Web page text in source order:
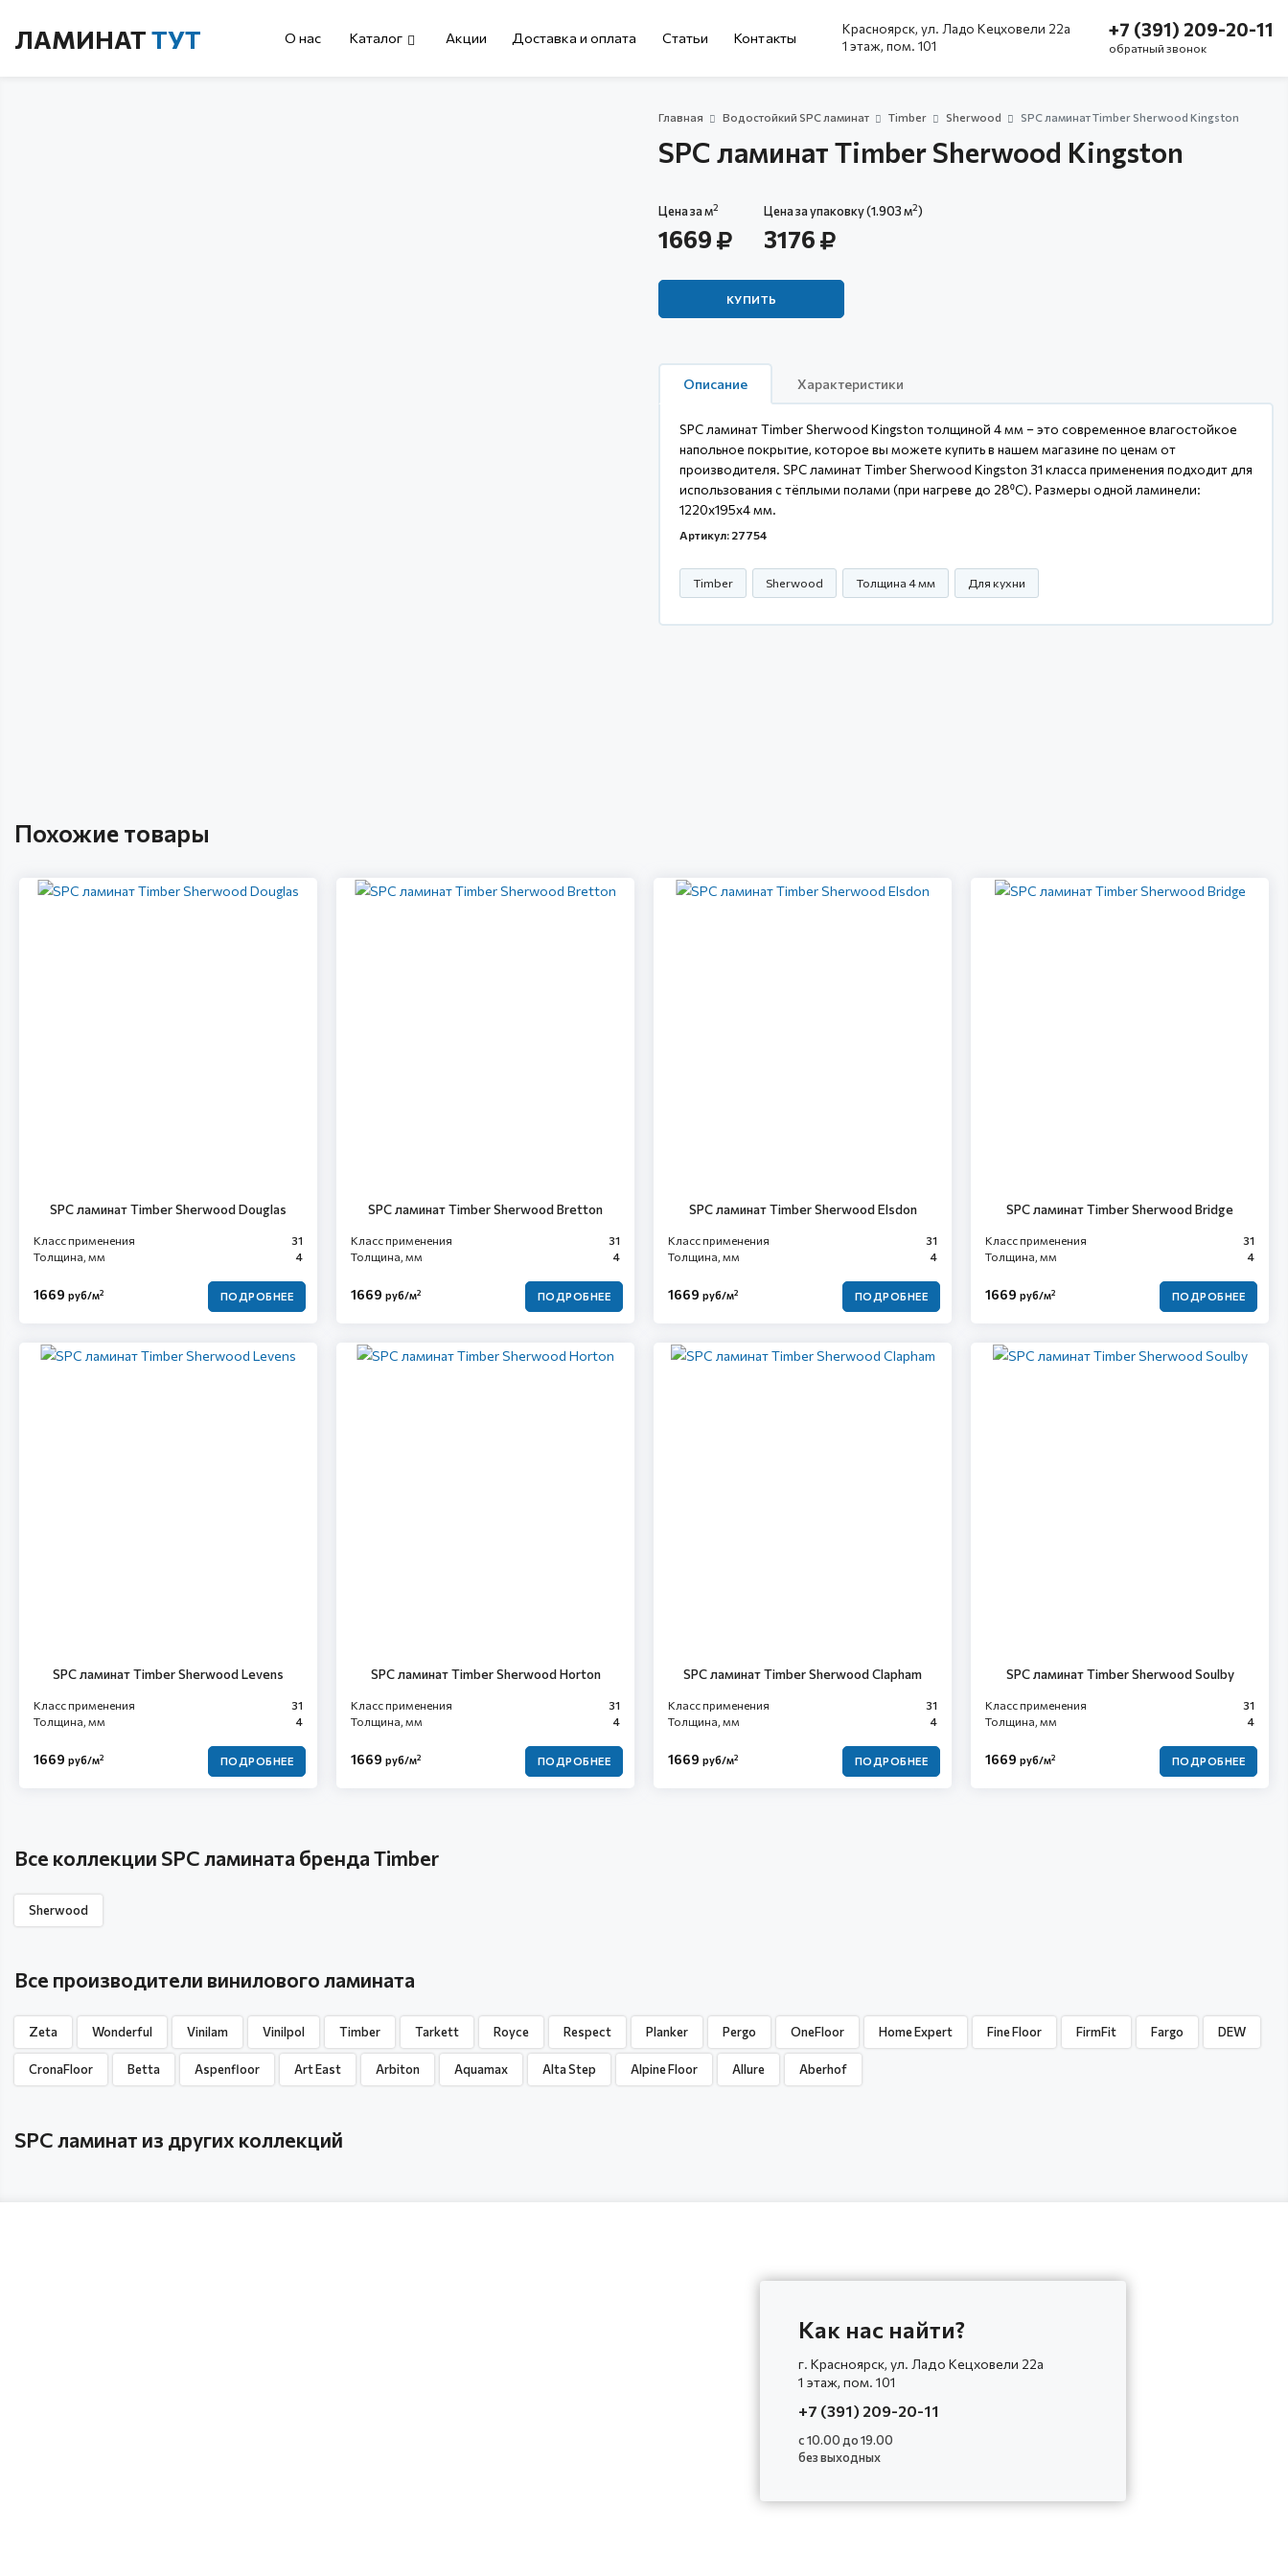
ЛАМИНАТТУТ +7 (391) 209-20-11
обратный звонок
Красноярск, ул. Ладо Кецховели 22а
1 этаж, пом. 101
О нас Каталог Акции Доставка и оплата Cтатьи Контакты
Главная Водостойкий SPC ламинат Timber Sherwood SPC ламинат Timber Sherwood Kingston
SPC ламинат Timber Sherwood Kingston
Цена за м2
1669
Цена за упаковку (1.903 м2)
3176
КУПИТЬ
Описание Характеристики
SPC ламинат Timber Sherwood Kingston толщиной 4 мм – это современное влагостойкое
напольное покрытие, которое вы можете купить в нашем магазине по ценам от
производителя. SPC ламинат Timber Sherwood Kingston 31 класса применения подходит для
использования с тёплыми полами (при нагреве до 28⁰С). Размеры одной ламинели:
1220x195x4 мм.
Артикул: 27754
Timber Sherwood Толщина 4 мм Для кухни
Похожие товары
SPC ламинат Timber Sherwood Douglas
Класс применения
31
Толщина, мм
4
1669 руб/м2 ПОДРОБНЕЕ
SPC ламинат Timber Sherwood Bretton
Класс применения
31
Толщина, мм
4
1669 руб/м2 ПОДРОБНЕЕ
SPC ламинат Timber Sherwood Elsdon
Класс применения
31
Толщина, мм
4
1669 руб/м2 ПОДРОБНЕЕ
SPC ламинат Timber Sherwood Bridge
Класс применения
31
Толщина, мм
4
1669 руб/м2 ПОДРОБНЕЕ
SPC ламинат Timber Sherwood Levens
Класс применения
31
Толщина, мм
4
1669 руб/м2 ПОДРОБНЕЕ
SPC ламинат Timber Sherwood Horton
Класс применения
31
Толщина, мм
4
1669 руб/м2 ПОДРОБНЕЕ
SPC ламинат Timber Sherwood Clapham
Класс применения
31
Толщина, мм
4
1669 руб/м2 ПОДРОБНЕЕ
SPC ламинат Timber Sherwood Soulby
Класс применения
31
Толщина, мм
4
1669 руб/м2 ПОДРОБНЕЕ
Все коллекции SPC ламината бренда Timber
Sherwood
Все производители винилового ламината
Zeta Wonderful Vinilam Vinilpol Timber Tarkett Royce Respect Planker Pergo OneFloor Home Expert Fine Floor FirmFit Fargo DEW
CronaFloor Betta Aspenfloor Art East Arbiton Aquamax Alta Step Alpine Floor Allure Aberhof
SPC ламинат из других коллекций
Как нас найти?
г. Красноярск, ул. Ладо Кецховели 22а
1 этаж, пом. 101
+7 (391) 209-20-11
с 10.00 до 19.00
без выходных